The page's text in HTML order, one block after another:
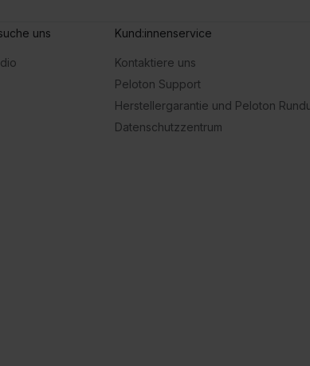
uns Kund:innenservice
Kontaktiere uns
Peloton Support
Herstellergarantie und Peloton
Datenschutzzentrum